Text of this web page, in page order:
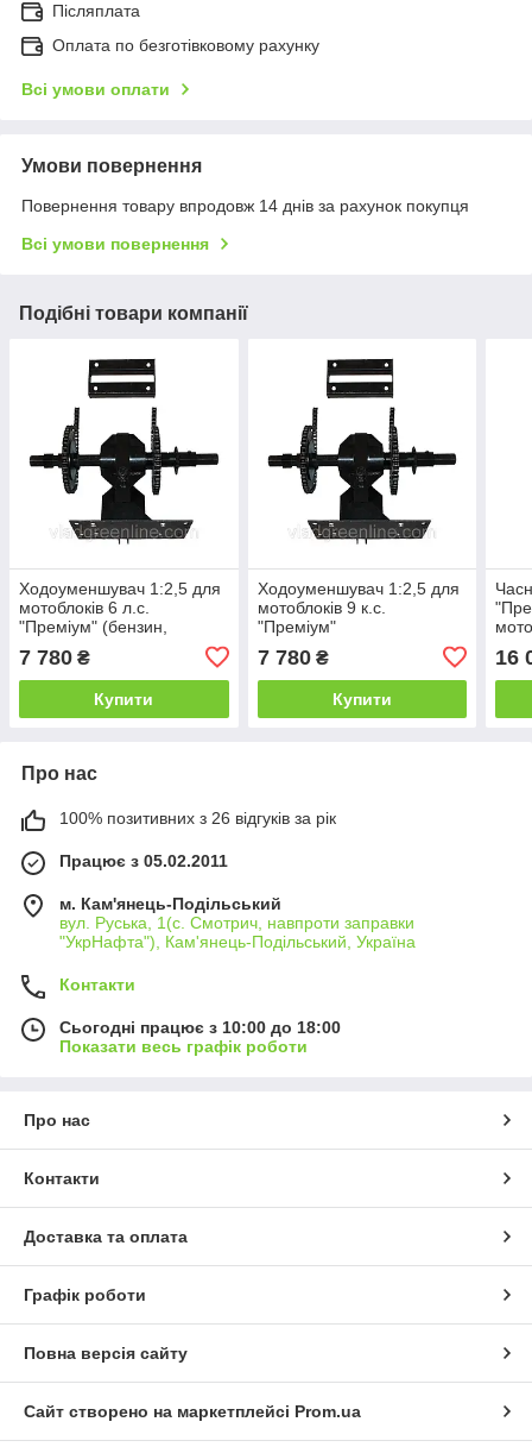
Післяплата
Оплата по безготівковому рахунку
Всі умови оплати
Умови повернення
Повернення товару впродовж 14 днів за рахунок покупця
Всі умови повернення
Подібні товари компанії
Ходоуменшувач 1:2,5 для
мотоблоків 6 л.с.
"Преміум" (бензин,
7 780 ₴
Купити
Ходоуменшувач 1:2,5 для
мотоблоків 9 к.с.
"Преміум"
7 780₴
Купити
16
Про нас
100% позитивних з 26 відгуків за рік
Працює з 05.02.2011
м. Кам'янець-Подільський
вул. Руська, 1(с. Смотрич, навпроти заправки
"УкрНафта"), Кам'янець-Подільський, Україна
Контакти
Сьогодні працює з 10:00 до 18:00
Показати весь графік роботи
Про нас
Контакти
Доставка та оплата
Графік роботи
Повна версія сайту
Сайт створено на маркетплейсі Prom.ua